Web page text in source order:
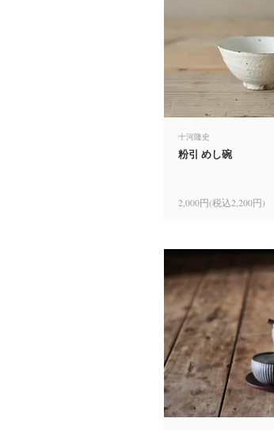
十河隆史
粉引 めし碗
2,000円(税込2,200円)